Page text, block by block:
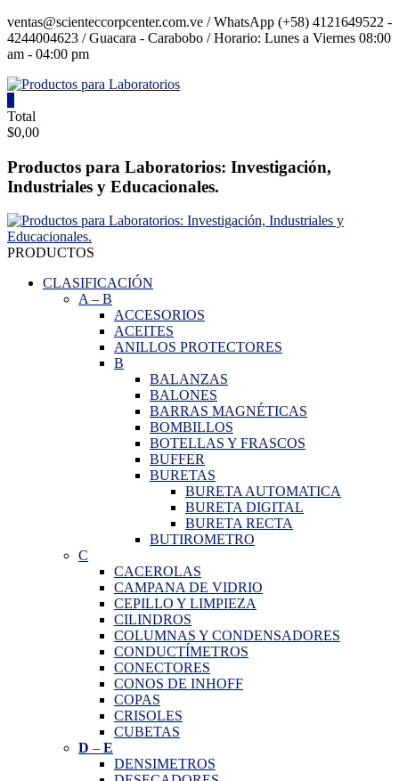
Saltar
contenido
ventas@scienteccorpcenter.com.ve / WhatsApp (+58) 4121649522 -
4244004623 / Guacara - Carabobo / Horario: Lunes a Viernes 08:00
am - 04:00 pm
Productos
para
Laboratorios
Investigación,
y
Educacionales.
Total
$0,00
Productos para Laboratorios: Investigación,
Industriales y Educacionales.
PRODUCTOS
CLASIFICACIÓN
A– B
ACCESORIOS
ACEITES
ANILLOS PROTECTORES
B
BALANZAS
BALONES
BARRAS MAGNÉTICAS
BOMBILLOS
BOTELLAS Y FRASCOS
BUFFER
BURETAS
BURETA AUTOMATICA
BURETA DIGITAL
BURETA RECTA
BUTIROMETRO
C
CACEROLAS
CAMPANA DE VIDRIO
CEPILLO Y LIMPIEZA
CILINDROS
COLUMNAS Y CONDENSADORES
CONDUCTÍMETROS
CONECTORES
CONOS DE INHOFF
COPAS
CRISOLES
CUBETAS
D – E
DENSIMETROS